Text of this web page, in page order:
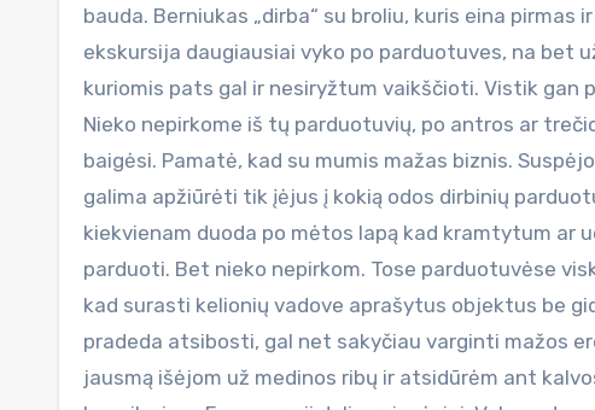
bauda. Berniukas „dirba“ su broliu, kuris eina
ekskursija daugiausiai vyko po parduotuves, na bet
kuriomis pats gal ir nesiryžtum vaikščioti. Vistik
Nieko nepirkome iš tų parduotuvių, po antros ar
baigėsi. Pamatė, kad su mumis mažas biznis.
galima apžiūrėti tik įėjus į kokią odos dirbinių
kiekvienam duoda po mėtos lapą kad kramtytum ar
parduoti. Bet nieko nepirkom. Tose parduotuvėse
kad surasti kelionių vadove aprašytus objektus be
pradeda atsibosti, gal net sakyčiau varginti mažos
jausmą išėjom už medinos ribų ir atsidūrėm ant